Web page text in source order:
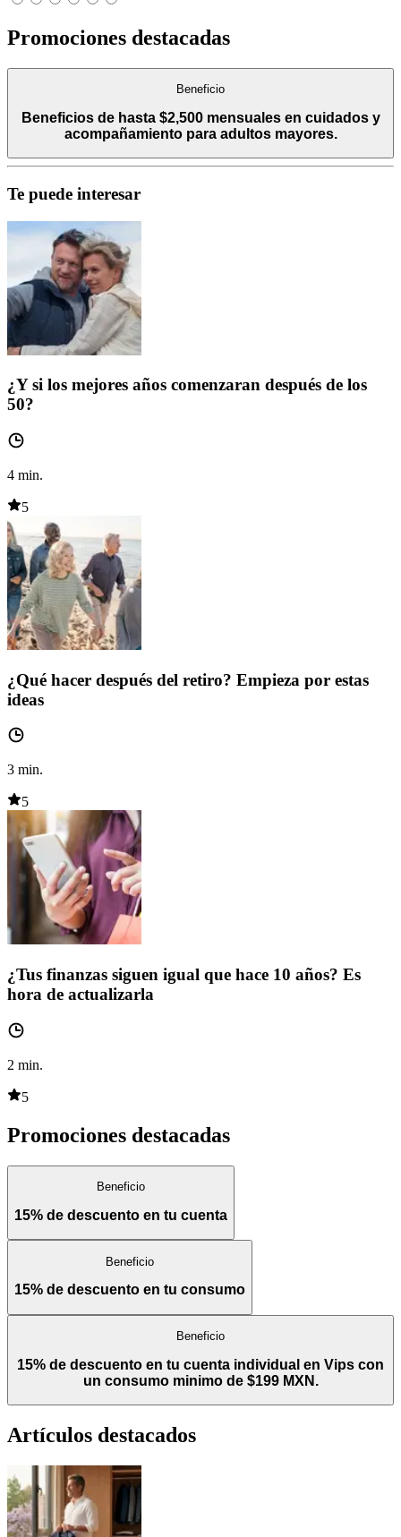
Promociones destacadas
Beneficio
Beneficios de hasta $2,500 mensuales en cuidados y
acompañamiento para adultos mayores.
Te puede interesar
¿Y si los mejores años comenzaran después de los
50?
4 min.
5
¿Qué hacer después del retiro? Empieza por estas
ideas
3 min.
5
¿Tus finanzas siguen igual que hace 10 años? Es
hora de actualizarla
2 min.
5
Promociones destacadas
Beneficio
15% de descuento en tu cuenta
Beneficio
15% de descuento en tu consumo
Beneficio
15% de descuento en tu cuenta individual en Vips con
un consumo minimo de $199 MXN.
Artículos destacados